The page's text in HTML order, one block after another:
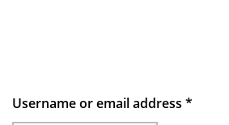
Username or email address *